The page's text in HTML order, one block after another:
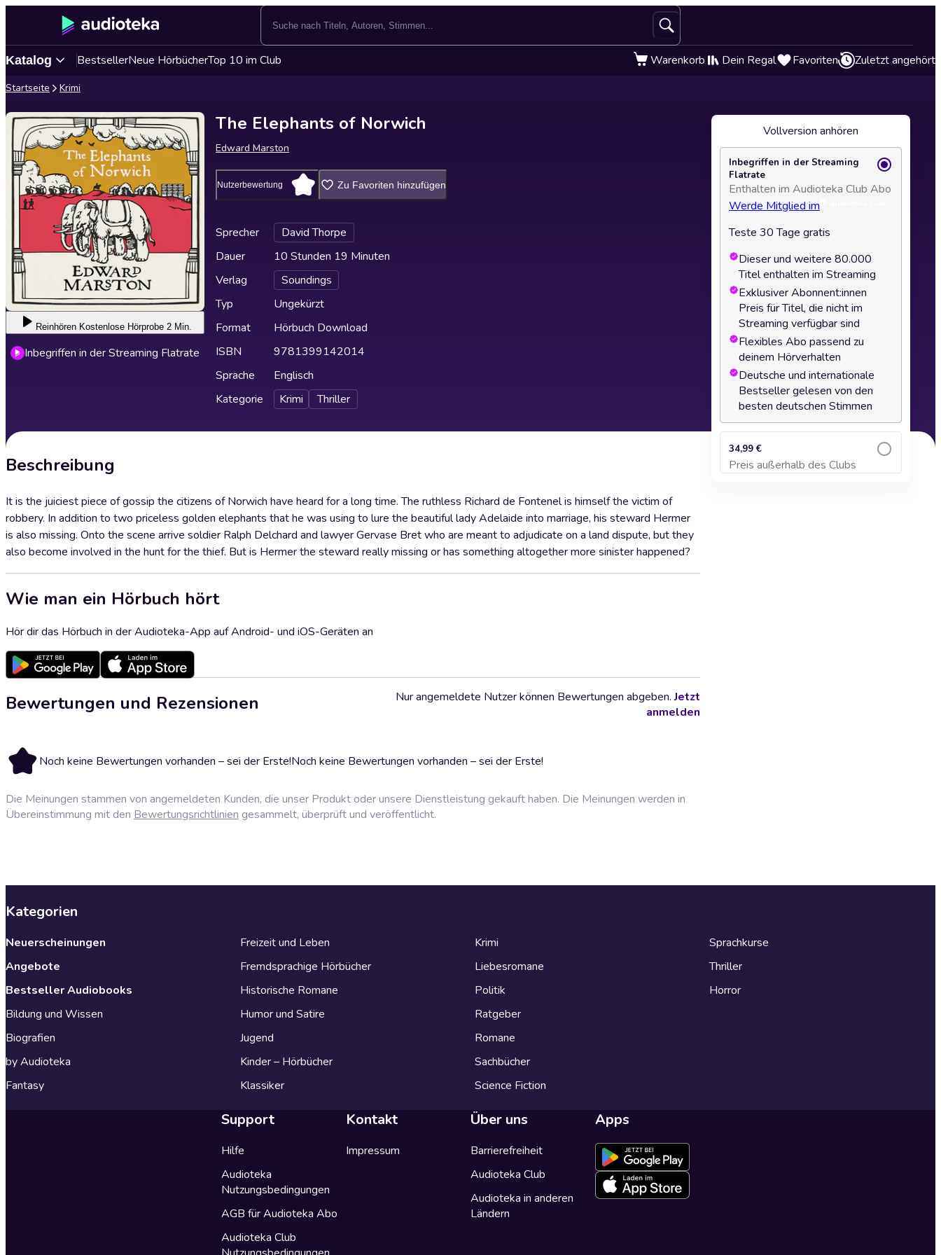
Katalog BestsellerNeue HörbücherTop 10 im Club Warenkorb Dein Regal Favoriten Zuletzt angehört
Startseite Krimi
Reinhören Kostenlose Hörprobe 2 Min.
Inbegriffen in der Streaming Flatrate
The Elephants of Norwich
Edward Marston
Nutzerbewertung Zu Favoriten hinzufügen
Sprecher
David Thorpe
Dauer
10 Stunden 19 Minuten
Verlag
Soundings
Typ
Ungekürzt
Format
Hörbuch Download
ISBN
9781399142014
Sprache
Englisch
Kategorie
Krimi Thriller
Beschreibung
It is the juiciest piece of gossip the citizens of Norwich have heard for a long time. The ruthless Richard de Fontenel is himself the victim of
robbery. In addition to two priceless golden elephants that he was using to lure the beautiful lady Adelaide into marriage, his steward Hermer
is also missing. Onto the scene arrive soldier Ralph Delchard and lawyer Gervase Bret who are meant to adjudicate on a land dispute, but they
also become involved in the hunt for the thief. But is Hermer the steward really missing or has something altogether more sinister happened?
Wie man ein Hörbuch hört
Hör dir das Hörbuch in der Audioteka-App auf Android- und iOS-Geräten an
Bewertungen und Rezensionen
Noch keine Bewertungen vorhanden – sei der Erste!Noch keine Bewertungen vorhanden – sei der Erste!
Nur angemeldete Nutzer können Bewertungen abgeben.Jetzt
anmelden
Die Meinungen stammen von angemeldeten Kunden, die unser Produkt oder unsere Dienstleistung gekauft haben. Die Meinungen werden in
Übereinstimmung mit den Bewertungsrichtlinien gesammelt, überprüft und veröffentlicht.
Vollversion anhören
Inbegriffen in der Streaming
Flatrate
Enthalten im Audioteka Club Abo
Werde Mitglied im
Teste 30 Tage gratis
Dieser und weitere 80.000
Titel enthalten im Streaming
Exklusiver Abonnent:innen
Preis für Titel, die nicht im
Streaming verfügbar sind
Flexibles Abo passend zu
deinem Hörverhalten
Deutsche und internationale
Bestseller gelesen von den
besten deutschen Stimmen
34,99 €
Preis außerhalb des Clubs
Zum Warenkorb hinzufügen
Kategorien
Neuerscheinungen
Angebote
Bestseller Audiobooks
Bildung und Wissen
Biografien
by Audioteka
Fantasy
Freizeit und Leben
Fremdsprachige Hörbücher
Historische Romane
Humor und Satire
Jugend
Kinder – Hörbücher
Klassiker
Krimi
Liebesromane
Politik
Ratgeber
Romane
Sachbücher
Science Fiction
Sprachkurse
Thriller
Horror
Support
Hilfe
Audioteka
Nutzungsbedingungen
AGB für Audioteka Abo
Audioteka Club
Kontakt
Impressum
Über uns
Barrierefreiheit
Audioteka Club
Audioteka in anderen
Ländern
Apps